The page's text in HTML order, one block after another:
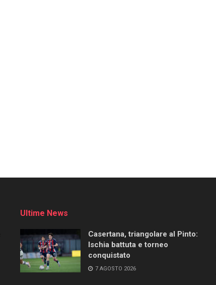
Ultime News
Casertana, triangolare al Pinto:
Ischia battuta e torneo
conquistato
7 AGOSTO 2026